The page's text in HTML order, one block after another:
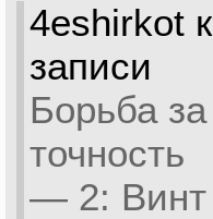
4eshirkotк
записи
Борьба за
точность
— 2: Винт